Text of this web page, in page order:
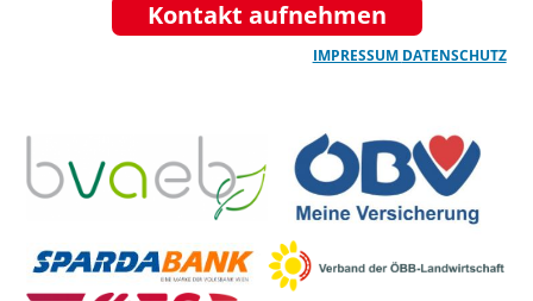
Kontakt aufnehmen
IMPRESSUM DATENSCHUTZ